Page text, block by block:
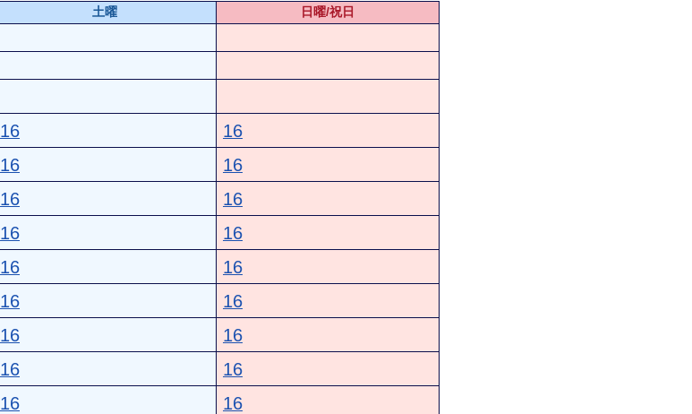
土曜
日曜/祝日
16 16
16 16
16 16
16 16
16 16
16 16
16 16
16 16
16 16